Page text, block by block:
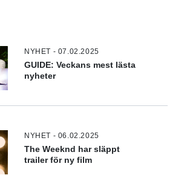
NYHET - 07.02.2025
GUIDE: Veckans mest lästa
nyheter
NYHET - 06.02.2025
The Weeknd har släppt
trailer för ny film